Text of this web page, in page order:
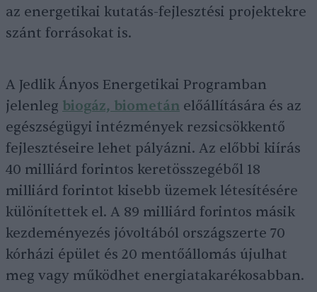
az energetikai kutatás-fejlesztési projektekre
szánt forrásokat is.
A Jedlik Ányos Energetikai Programban
jelenleg biogáz, biometán előállítására és az
egészségügyi intézmények rezsicsökkentő
fejlesztéseire lehet pályázni. Az előbbi kiírás
40 milliárd forintos keretösszegéből 18
milliárd forintot kisebb üzemek létesítésére
különítettek el. A 89 milliárd forintos másik
kezdeményezés jóvoltából országszerte 70
kórházi épület és 20 mentőállomás újulhat
meg vagy működhet energiatakarékosabban.